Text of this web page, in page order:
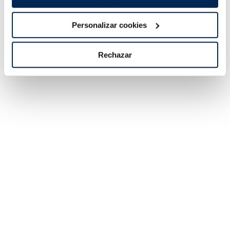
Personalizar cookies
Rechazar
Caixa 6 u 600
ml
Añadir
Caixa 6 u 600
Añadir